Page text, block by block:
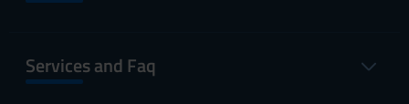
Services and Faq